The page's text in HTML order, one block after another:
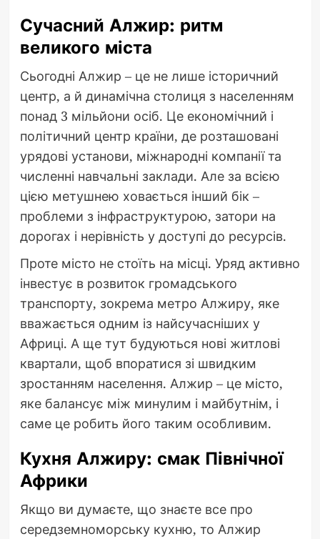
Сучасний Алжир: ритм
великого міста
Сьогодні Алжир – це не лише історичний
центр, а й динамічна столиця з населенням
понад 3 мільйони осіб. Це економічний і
політичний центр країни, де розташовані
урядові установи, міжнародні компанії та
численні навчальні заклади. Але за всією
цією метушнею ховається інший бік –
проблеми з інфраструктурою, затори на
дорогах і нерівність у доступі до ресурсів.
Проте місто не стоїть на місці. Уряд активно
інвестує в розвиток громадського
транспорту, зокрема метро Алжиру, яке
вважається одним із найсучасніших у
Африці. А ще тут будуються нові житлові
квартали, щоб впоратися зі швидким
зростанням населення. Алжир – це місто,
яке балансує між минулим і майбутнім, і
саме це робить його таким особливим.
Кухня Алжиру: смак Північної
Африки
Якщо ви думаєте, що знаєте все про
середземноморську кухню, то Алжир